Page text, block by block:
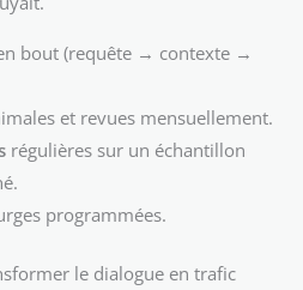
bout (requête → contexte →
et revues mensuellement.
régulières sur un échantillon
programmées.
le dialogue en trafic